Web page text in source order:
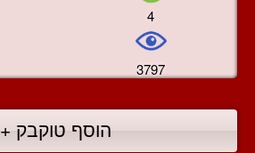
4
3797
הוסף טוקבק +